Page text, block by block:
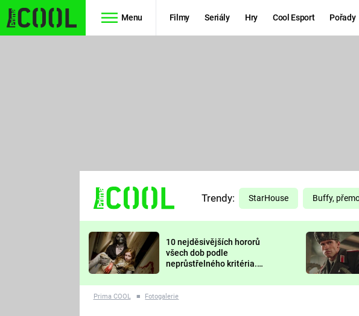
Menu Filmy Seriály Hry Cool Esport Pořady
TŘESKU
FUTURAMA
PREDÁTOR
Trendy: StarHouse Buffy,
10 nejděsivějších hororů
všech dob podle
neprůstřelného kritéria.
nejvíc zvednou tep?
Prima COOL ■ Fotogalerie